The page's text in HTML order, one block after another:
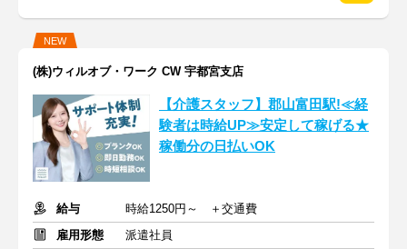
NEW
(株)ウィルオブ・ワーク CW 宇都宮支店
【介護スタッフ】郡山富田駅!≪経
験者は時給UP≫安定して稼げる★
稼働分の日払いOK
給与
時給1250円～ ＋交通費
雇用形態
派遣社員